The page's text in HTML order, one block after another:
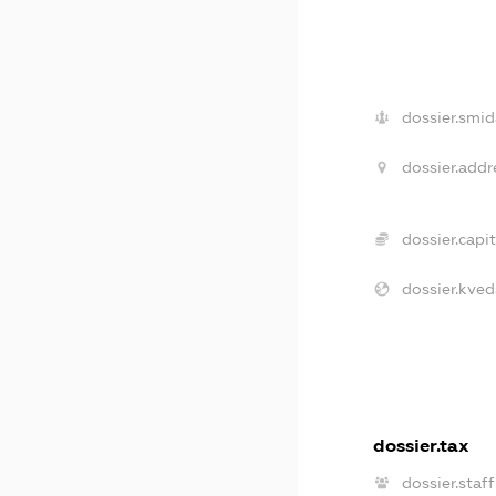
dossier.tax
dossier.staff